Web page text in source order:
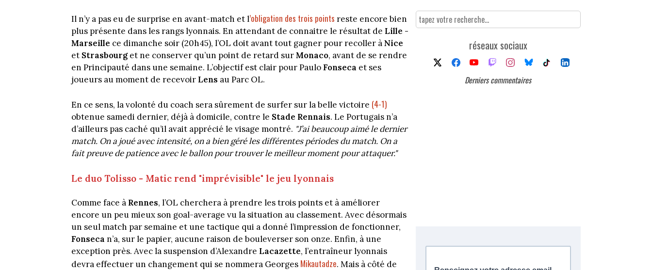
Il n’y a pas eu de surprise en avant-match et l’obligation des trois points reste encore bien
plus présente dans les rangs lyonnais. En attendant de connaitre le résultat de Lille -
Marseille ce dimanche soir (20h45), l’OL doit avant tout gagner pour recoller àNice
et Strasbourget ne conserver qu’un point de retard surMonaco, avant de se rendre
en Principauté dans une semaine. L’objectif est clair pour PauloFonseca et ses
joueurs au moment de recevoir Lens au Parc OL.
En ce sens, la volonté du coach sera sûrement de surfer sur la belle victoire (4-1)
obtenue samedi dernier, déjà à domicile, contre le Stade Rennais. Le Portugais n’a
d’ailleurs pas caché qu’il avait apprécié le visage montré. "J’ai beaucoup aimé le dernier
match. On a joué avec intensité, on a bien géré les différentes périodes du match. On a
fait preuve de patience avec le ballon pour trouver le meilleur moment pour attaquer."
Le duo Tolisso - Matic rend "imprévisible" le jeu lyonnais
Comme face à Rennes, l’OL cherchera à prendre les trois points et à améliorer
encore un peu mieux son goal-average vu la situation au classement. Avec désormais
un seul match par semaine et une tactique qui a donné l’impression de fonctionner,
Fonseca n’a, sur le papier, aucune raison de bouleverser son onze. Enfin, à une
exception près. Avec la suspension d’Alexandre Lacazette, l’entraîneur lyonnais
devra effectuer un changement qui se nommera Georges Mikautadze. Mais à côté de
réseaux sociaux
Derniers commentaires